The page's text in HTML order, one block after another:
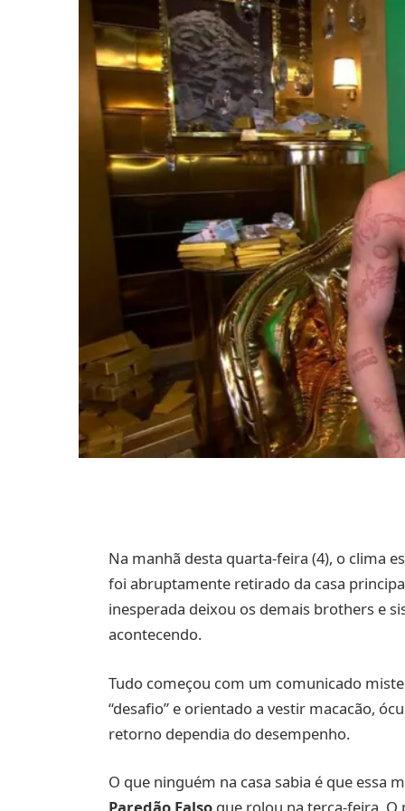
Na manhã desta quarta-feira (4), o clima
foi abruptamente retirado da casa
inesperada deixou os demais brothers e
acontecendo.
Tudo começou com um comunicado
“desafio” e orientado a vestir macacão,
retorno dependia do desempenho.
O que ninguém na casa sabia é que essa